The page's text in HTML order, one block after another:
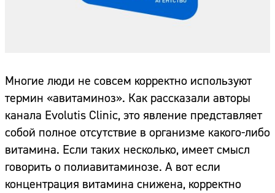
Многие люди не совсем корректно используют
термин «авитаминоз». Как рассказали авторы
канала Evolutis Clinic, это явление представляет
собой полное отсутствие в организме какого-либо
витамина. Если таких несколько, имеет смысл
говорить о полиавитаминозе. А вот если
концентрация витамина снижена, корректно